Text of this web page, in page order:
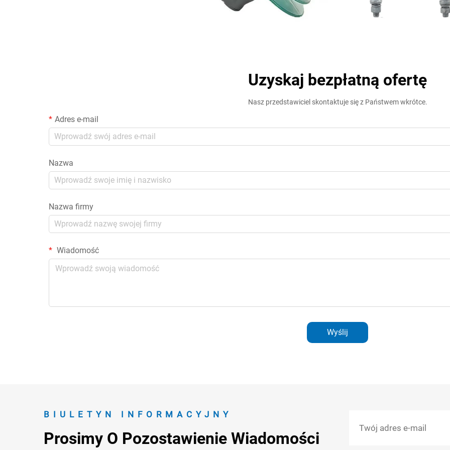
Uzyskaj bezpłatną ofertę
Nasz przedstawiciel skontaktuje się z Państwem wkrótce.
Adres e-mail
Nazwa
Nazwa firmy
Wiadomość
Wyślij
BIULETYN INFORMACYJNY
Prosimy O Pozostawienie Wiadomości